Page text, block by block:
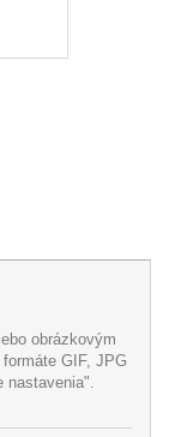
obrázkovým
GIF, JPG